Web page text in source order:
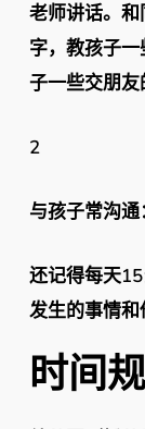
老师讲话。
字，教孩子
子一些交朋友
2
与孩子常沟通
还记得每天
发生的事情和
时间